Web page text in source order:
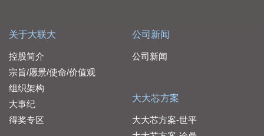
关于大联大
控股简介
宗旨/愿景/使命/价值观
组织架构
大事纪
得奖专区
公司新闻
公司新闻
大大芯方案
大大芯方案-世平